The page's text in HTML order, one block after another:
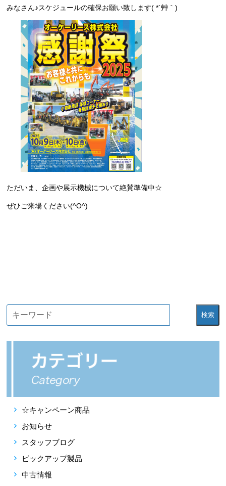
みなさん♪スケジュールの確保お願い致します( *´艸｀)
ただいま、企画や展示機械について絶賛準備中☆
ぜひご来場ください(^O^)
検索
☆キャンペーン商品
お知らせ
スタッフブログ
ピックアップ製品
中古情報